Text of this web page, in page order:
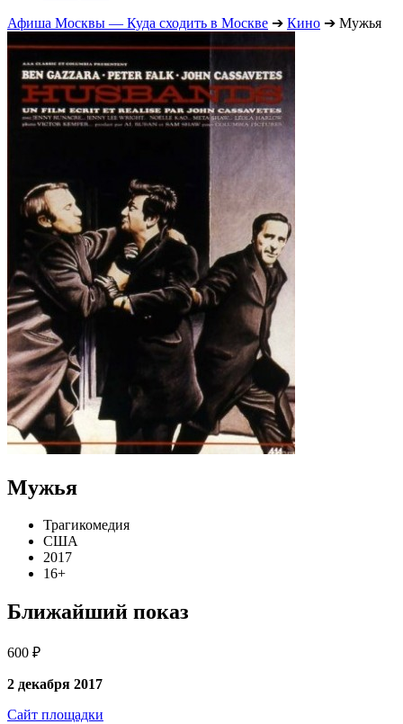
Афиша Москвы — Куда сходить в Москве ➔ Кино ➔ Мужья
Мужья
Трагикомедия
США
2017
16+
Ближайший показ
600 ₽
2 декабря 2017
Сайт площадки